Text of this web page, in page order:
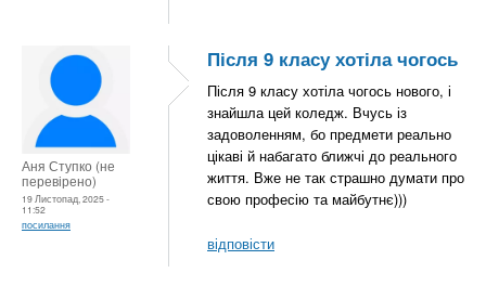
Аня Ступко (не
перевірено)
19 Листопад, 2025 -
11:52
посилання
Після 9 класу хотіла чогось
Після 9 класу хотіла чогось нового, і
знайшла цей коледж. Вчусь із
задоволенням, бо предмети реально
цікаві й набагато ближчі до реального
життя. Вже не так страшно думати про
свою професію та майбутнє)))
відповісти